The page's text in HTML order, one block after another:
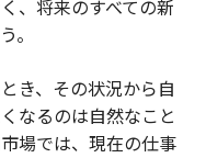
、将来のすべての新
。
き、その状況から自
なるのは自然なこと
場では、現在の仕事